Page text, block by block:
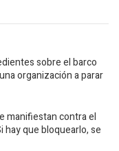
sobre el barco
organización a parar
manifiestan contra el
hay que bloquearlo, se